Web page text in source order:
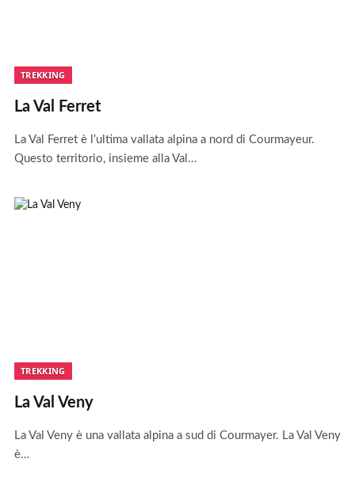
TREKKING
La Val Ferret
La Val Ferret è l’ultima vallata alpina a nord di Courmayeur.
Questo territorio, insieme alla Val…
TREKKING
La Val Veny
La Val Veny è una vallata alpina a sud di Courmayer. La Val Veny
è…